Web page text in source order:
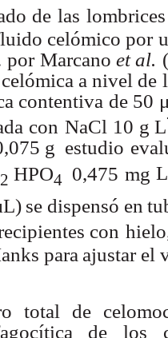
de las lombrices
celómico por
por Marcano et al.
a nivel de
contentiva de 50
con NaCl 10 g L
g estudio
2 HPO4 0,475 mg L
L) se dispensó en
con
para ajustar el
total de
de los